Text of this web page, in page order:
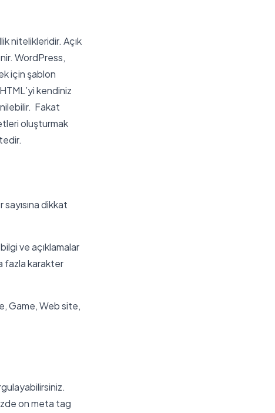
nitelikleridir. Açık
WordPress,
için şablon
kendiniz
Fakat
oluşturmak
dikkat
ve açıklamalar
fazla karakter
Game, Web site,
on meta tag